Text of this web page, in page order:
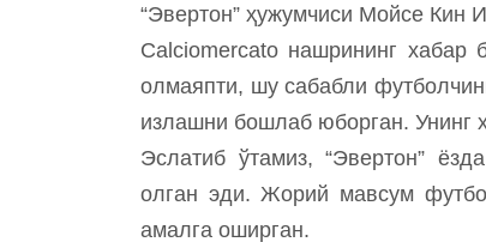
“Эвертон” ҳужумчиси Мойсе Кин
Calciomercato нашрининг хабар
олмаяпти, шу сабабли
излашни бошлаб юборган. Унинг
Эслатиб ўтамиз, “Эвертон”
олган эди. Жорий мавсум
амалга оширган.